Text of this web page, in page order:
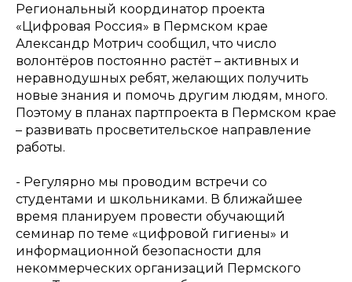
Региональный координатор проекта
«Цифровая Россия» в Пермском крае
Александр Мотрич сообщил, что число
волонтёров постоянно растёт – активных и
неравнодушных ребят, желающих получить
новые знания и помочь другим людям, много.
Поэтому в планах партпроекта в Пермском крае
– развивать просветительское направление
работы.
- Регулярно мы проводим встречи со
студентами и школьниками. В ближайшее
время планируем провести обучающий
семинар по теме «цифровой гигиены» и
информационной безопасности для
некоммерческих организаций Пермского